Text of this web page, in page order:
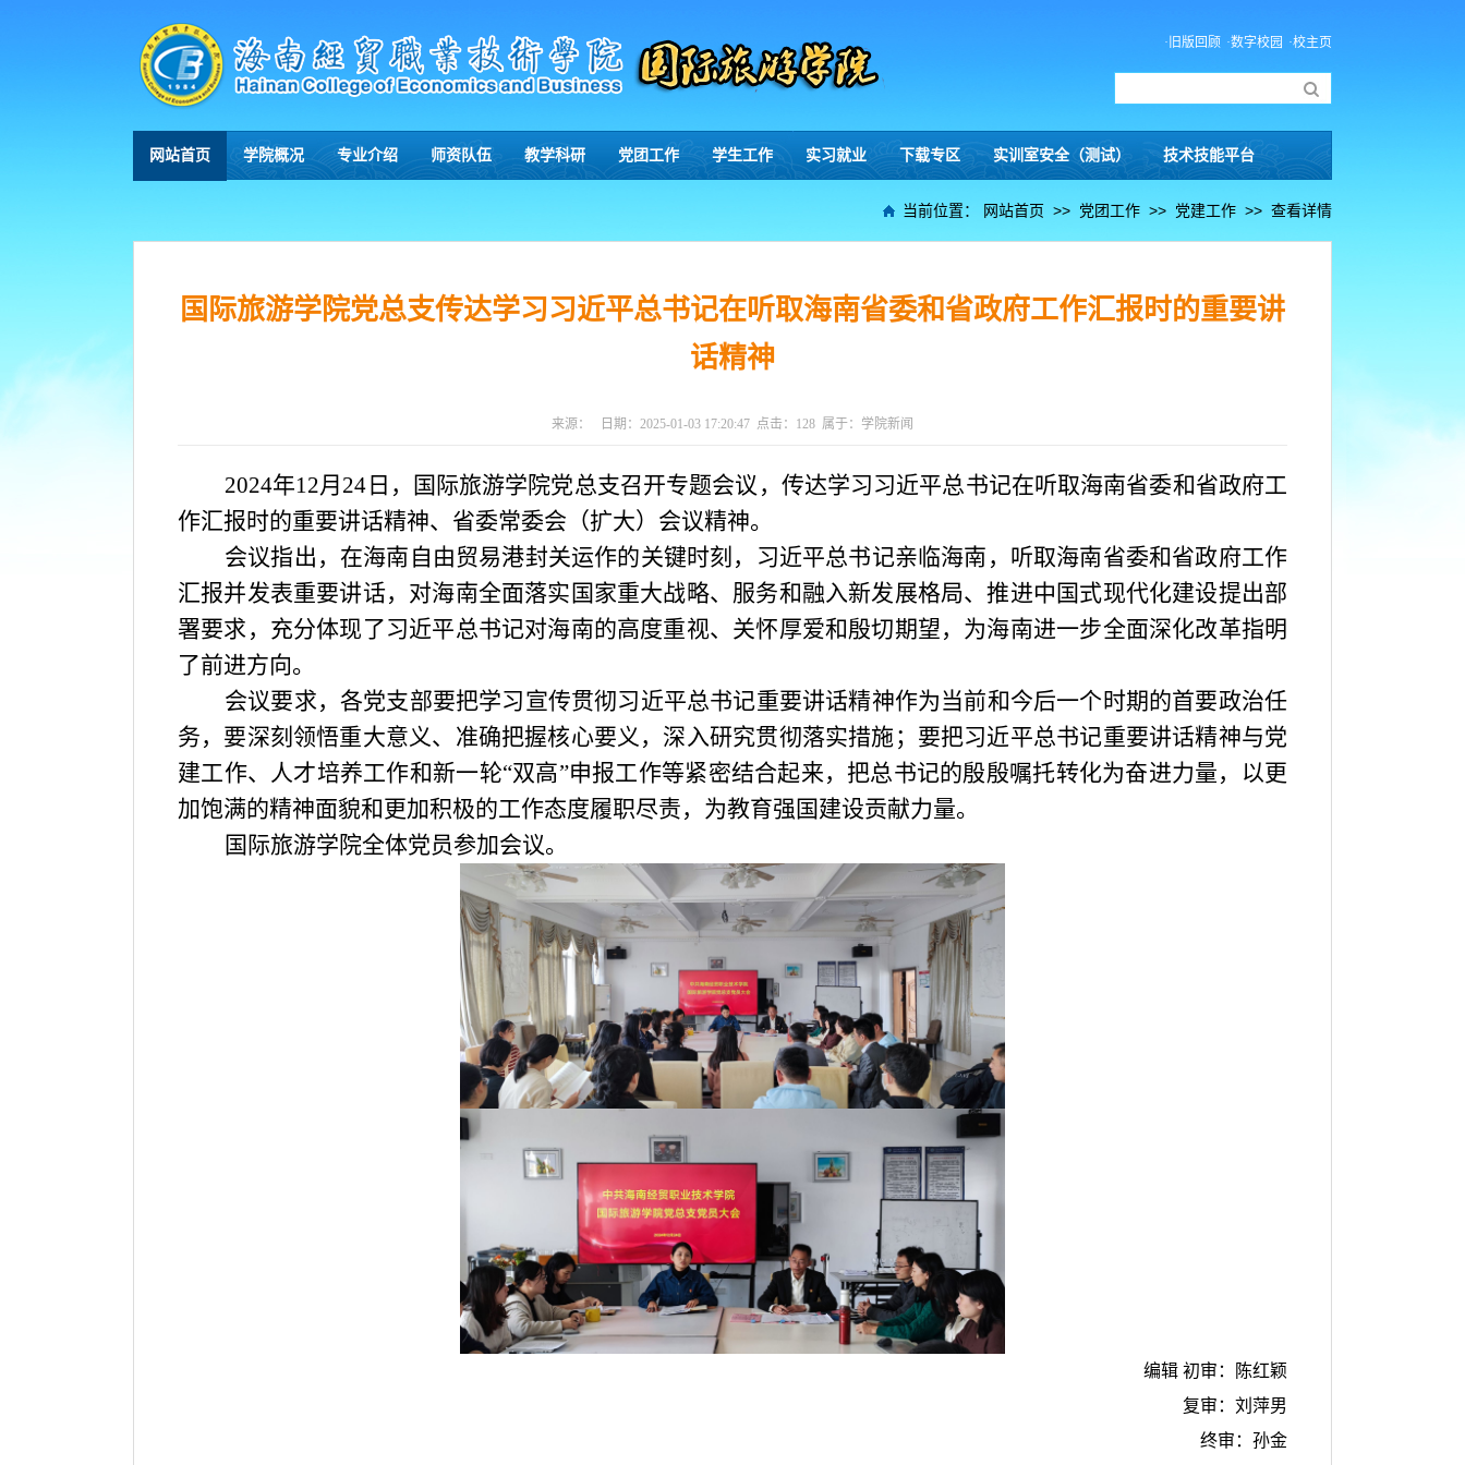
·校主页
·数字校园
·旧版回顾
网站首页 学院概况 专业介绍 师资队伍 教学科研 党团工作 学生工作 实习就业 下载专区 实训室安全（测试） 技术技能平台
当前位置： 网站首页 >> 党团工作 >> 党建工作 >> 查看详情
国际旅游学院党总支传达学习习近平总书记在听取海南省委和省政府工作汇报时的重要讲
话精神
来源： 日期： 2025-01-03 17:20:47 点击： 128 属于： 学院新闻
2024年12月24日，国际旅游学院党总支召开专题会议，传达学习习近平总书记在听取海南省委和省政府工
作汇报时的重要讲话精神、省委常委会（扩大）会议精神。
会议指出，在海南自由贸易港封关运作的关键时刻，习近平总书记亲临海南，听取海南省委和省政府工作
汇报并发表重要讲话，对海南全面落实国家重大战略、服务和融入新发展格局、推进中国式现代化建设提出部
署要求，充分体现了习近平总书记对海南的高度重视、关怀厚爱和殷切期望，为海南进一步全面深化改革指明
了前进方向。
会议要求，各党支部要把学习宣传贯彻习近平总书记重要讲话精神作为当前和今后一个时期的首要政治任
务，要深刻领悟重大意义、准确把握核心要义，深入研究贯彻落实措施；要把习近平总书记重要讲话精神与党
建工作、人才培养工作和新一轮“双高”申报工作等紧密结合起来，把总书记的殷殷嘱托转化为奋进力量，以更
加饱满的精神面貌和更加积极的工作态度履职尽责，为教育强国建设贡献力量。
国际旅游学院全体党员参加会议。
编辑 初审：陈红颖
复审：刘萍男
终审：孙金